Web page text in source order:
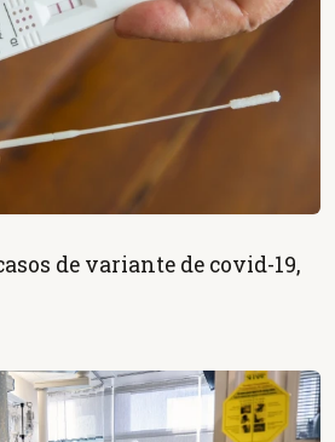
de variante de covid-19,